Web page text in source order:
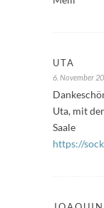
UTA
6. November
Uta, mit
Saale
https://